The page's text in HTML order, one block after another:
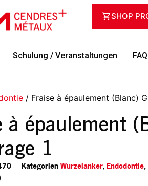
SHOP
Schulung / Veranstaltungen FAQ
/ Fraise à épaulement (Blanc)
à épaulement
1
Kategorien Wurzelanker, Endodontie,